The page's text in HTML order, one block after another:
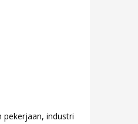
pekerjaan, industri